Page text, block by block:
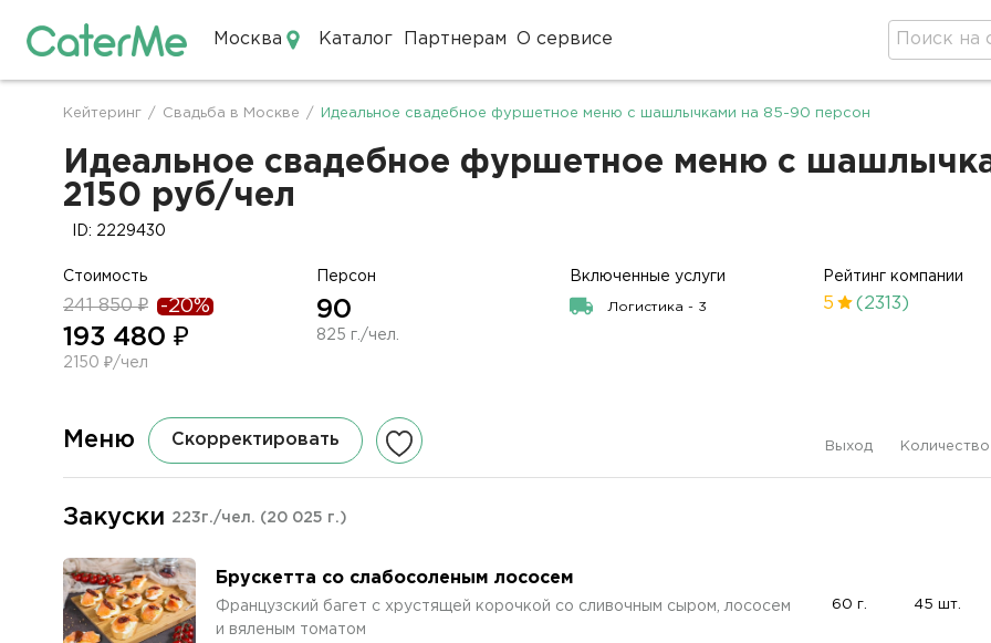
Москва Каталог Партнерам О сервисе
Строка
навигации
Кейтеринг / Свадьба в Москве / Идеальное свадебное фуршетное меню с шашлычками на 85-90 персон
Идеальное свадебное фуршетное меню с
2150 руб/чел
ID: 2229430
Стоимость
241 850 ₽ -20%
193 480 ₽
2150 ₽/чел
Персон
90
825 г./чел.
Включенные услуги
Логистика - 3
Рейтинг компании
5 (2313)
Меню Скорректировать Выход Количество
Закуски 223г./чел. (20 025 г.)
Брускетта со слабосоленым лососем
Французский багет с хрустящей корочкой со сливочным сыром, лососем
и вяленым томатом
60 г. 45 шт.